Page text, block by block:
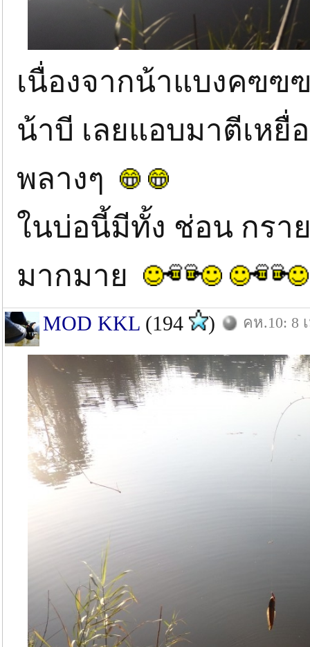
เนื่องจากน้าแบงคฃฃ
น้าบี เลยแอบมาตีเหยื่
พลางๆ
ในบ่อนี้มีทั้ง ช่อน กรา
มากมาย
MOD KKL (194 ) คห.10: 8